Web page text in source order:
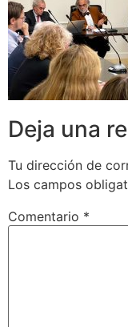
Deja una
Tu dirección de
Los campos
Comentario *